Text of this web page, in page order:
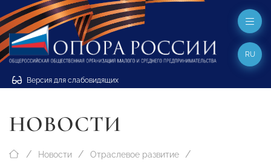
Версия для слабовидящих
RU
НОВОСТИ
Новости Отраслевое развитие